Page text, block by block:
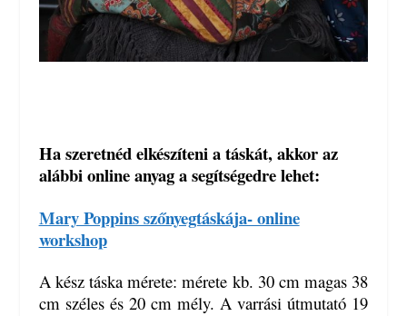
Ha szeretnéd elkészíteni a táskát, akkor az
alábbi online anyag a segítségedre lehet:
Mary Poppins szőnyegtáskája- online
workshop
A kész táska mérete: mérete kb. 30 cm magas 38
cm széles és 20 cm mély. A varrási útmutató 19